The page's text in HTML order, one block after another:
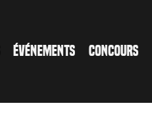
ÉVÉNEMENTS CONCOURS